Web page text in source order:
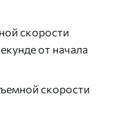
скорости
от начала
скорости